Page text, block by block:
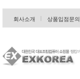
회사소개 상품입점문의